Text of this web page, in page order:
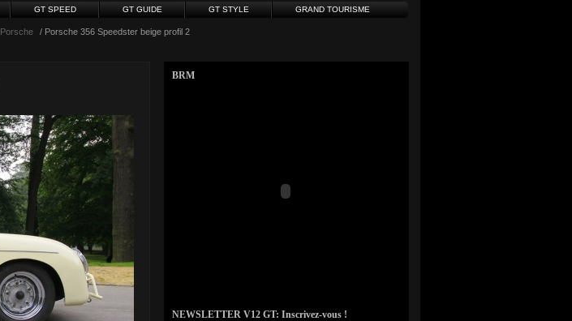
GT SPEED GT GUIDE GT STYLE GRAND TOURISME
Porsche / Porsche 356 Speedster beige profil 2
BRM
NEWSLETTER V12 GT: Inscrivez-vous !